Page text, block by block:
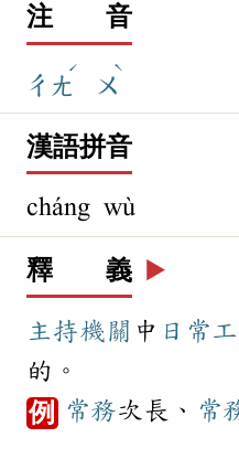
注 音
ㄔㄤ
ˊ
ㄨ
ˋ
漢語拼音
cháng wù
釋 義 ▶️
主持機關 中 日常
的。
例 常務次長、 常